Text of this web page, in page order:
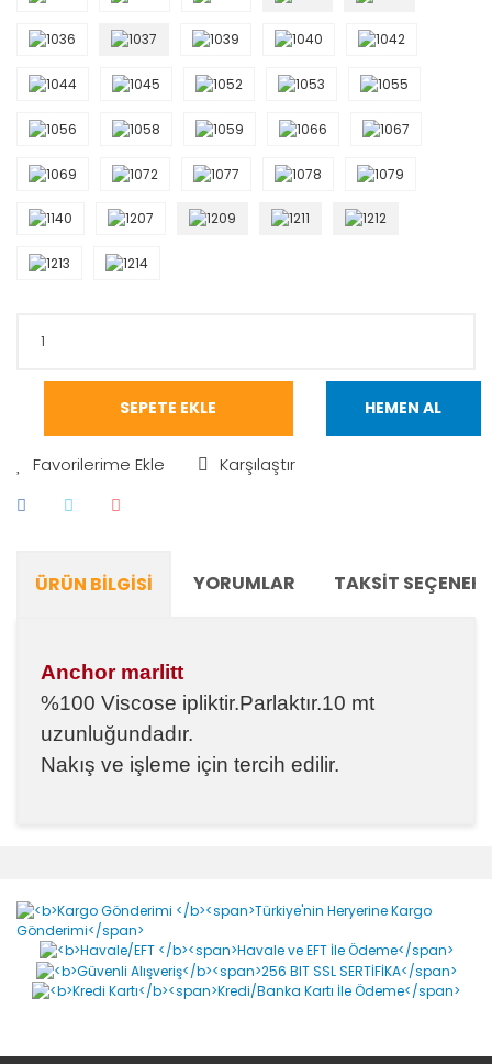
SEPETE EKLE HEMEN AL
Karşılaştır
ÜRÜN BILGISI YORUMLAR TAKSIT
Anchor marlitt
%100 Viscose ipliktir.Parlaktır.10 mt
uzunluğundadır.
Nakış ve işleme için tercih edilir.
Yorum Yaz
Ürün resmi kalitesiz, bozuk veya görüntülenemiyor.
Ürün açıklamasında eksik bilgiler bulunuyor.
Ürün bilgilerinde hatalar bulunuyor.